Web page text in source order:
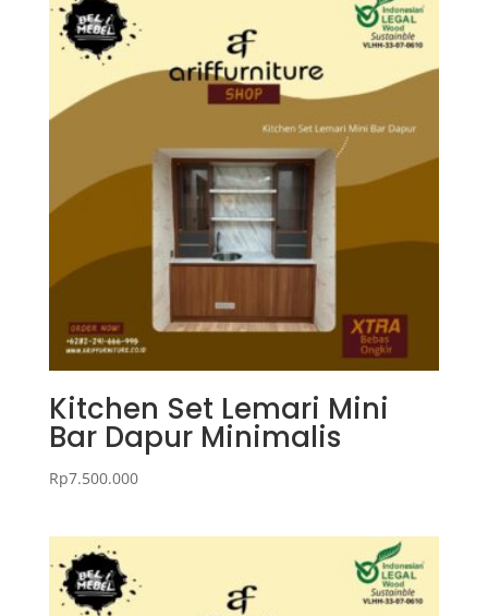
Kitchen Set Lemari Mini
Bar Dapur Minimalis
Rp7.500.000